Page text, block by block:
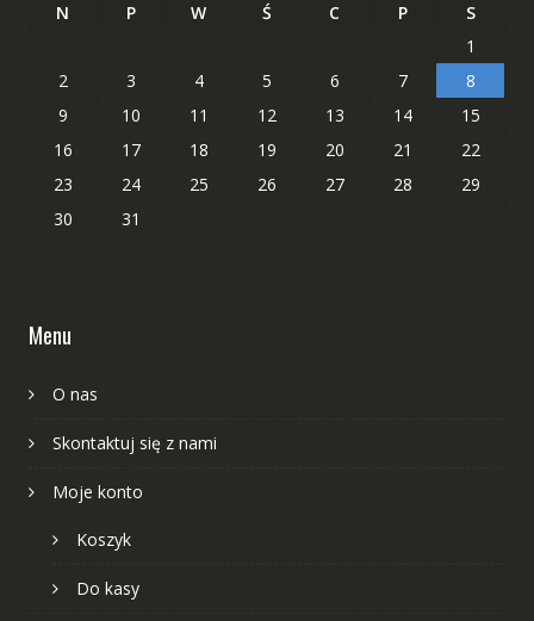
N P W Ś C P
S
1
2
3 4 5 6 7
8
9
10 11 12 13 14
15
16
17 18 19 20 21
22
23
24 25 26 27 28
29
30
31
Menu
O nas
Skontaktuj się z nami
Moje konto
Koszyk
Do kasy